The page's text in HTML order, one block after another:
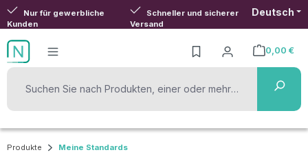
Zum Hauptinhalt springen
Nur für gewerbliche
Kunden
Schneller und sicherer
Versand
Deutsch
0,00 €
Warenkorb
Produkte Meine Standards